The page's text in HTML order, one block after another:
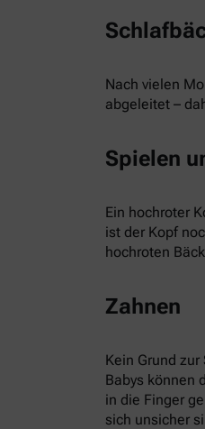
Nach vielen
abgeleitet –
Spielen
Ein hochroter
ist der Kopf
hochroten
Zahnen
Kein Grund
Babys können
in die Finger
sich unsicher